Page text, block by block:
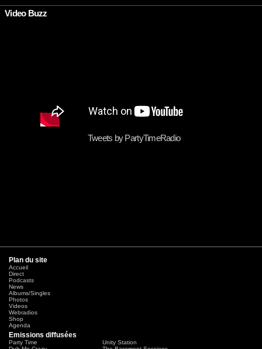
Video Buzz
Tweets by PartyTimeRadio
Plan du site
Accueil
Direct
Podcasts
News
Albums/Singles
Photos
Videos
Webradios
Shop
Agenda
Emissions diffusées
Party Time
Unity Station